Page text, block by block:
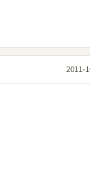
2011-